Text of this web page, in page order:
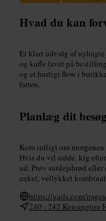
Hvad du kan
Et klart udvalg af nybagte
og kaffe lavet på
og et hurtigt flow i
farten.
Planlæg dit besøg
Kom tidligt om morgenen
Hvis du vil sidde, kig
ud. Prøv surdejsbrød eller
enkel, vellykket
https://gails.com/
240 - 242 Kensington